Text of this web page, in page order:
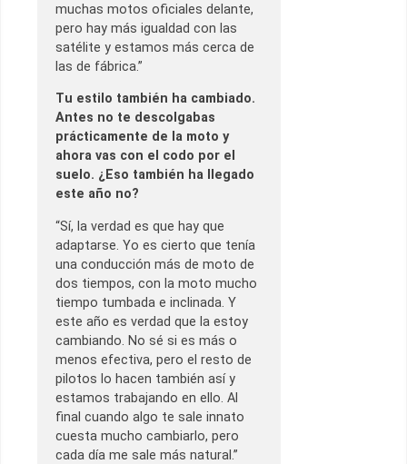
muchas motos oficiales delante,
pero hay más igualdad con las
satélite y estamos más cerca de
las de fábrica.”
Tu estilo también ha cambiado.
Antes no te descolgabas
prácticamente de la moto y
ahora vas con el codo por el
suelo. ¿Eso también ha llegado
este año no?
“Sí, la verdad es que hay que
adaptarse. Yo es cierto que tenía
una conducción más de moto de
dos tiempos, con la moto mucho
tiempo tumbada e inclinada. Y
este año es verdad que la estoy
cambiando. No sé si es más o
menos efectiva, pero el resto de
pilotos lo hacen también así y
estamos trabajando en ello. Al
final cuando algo te sale innato
cuesta mucho cambiarlo, pero
cada día me sale más natural.”